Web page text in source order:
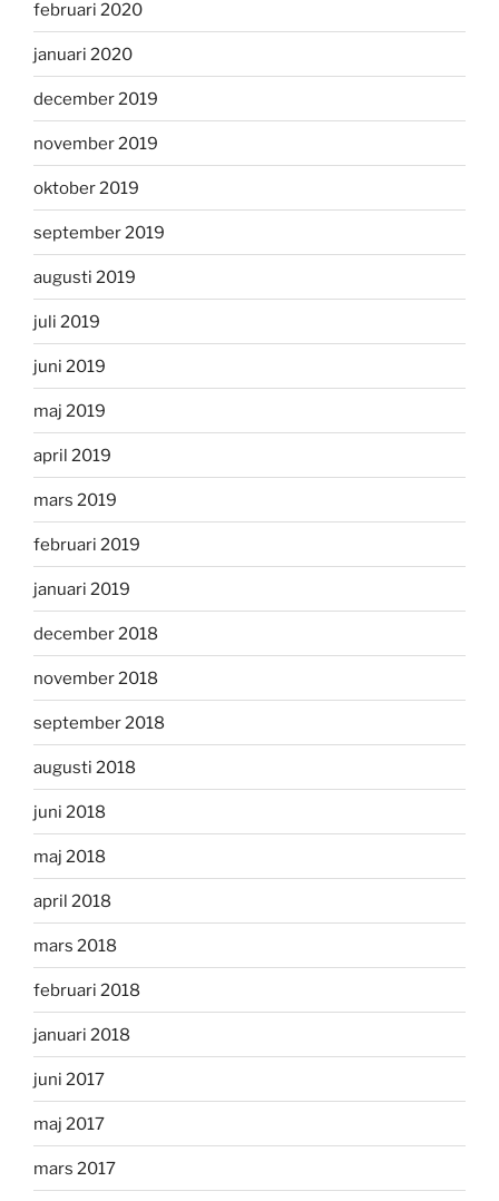
februari 2020
januari 2020
december 2019
november 2019
oktober 2019
september 2019
augusti 2019
juli 2019
juni 2019
maj 2019
april 2019
mars 2019
februari 2019
januari 2019
december 2018
november 2018
september 2018
augusti 2018
juni 2018
maj 2018
april 2018
mars 2018
februari 2018
januari 2018
juni 2017
maj 2017
mars 2017